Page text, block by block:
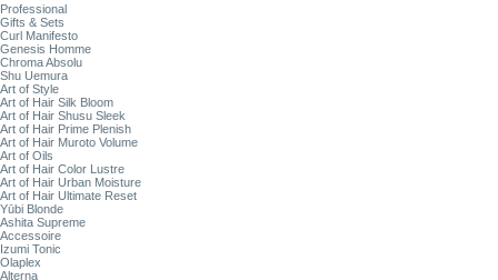
Professional
Gifts & Sets
Curl Manifesto
Genesis Homme
Chroma Absolu
Shu Uemura
Art of Style
Art of Hair Silk Bloom
Art of Hair Shusu Sleek
Art of Hair Prime Plenish
Art of Hair Muroto Volume
Art of Oils
Art of Hair Color Lustre
Art of Hair Urban Moisture
Art of Hair Ultimate Reset
Yūbi Blonde
Ashita Supreme
Accessoire
Izumi Tonic
Olaplex
Alterna